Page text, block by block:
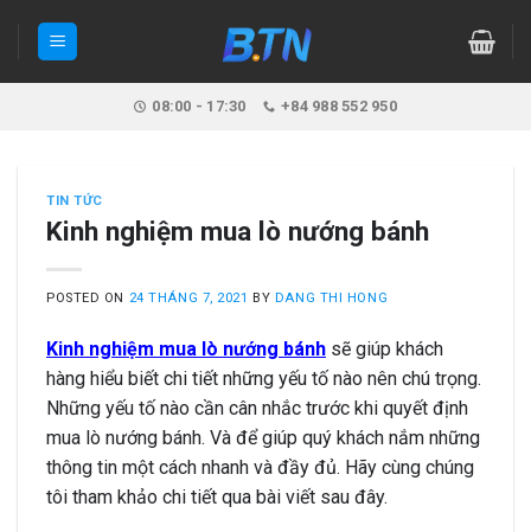
08:00 - 17:30 +84 988 552 950
TIN TỨC
Kinh nghiệm mua lò nướng bánh
POSTED ON 24 THÁNG 7, 2021 BY DANG THI HONG
Kinh nghiệm mua lò nướng bánh sẽ giúp khách
hàng hiểu biết chi tiết những yếu tố nào nên chú trọng.
Những yếu tố nào cần cân nhắc trước khi quyết định
mua lò nướng bánh. Và để giúp quý khách nắm những
thông tin một cách nhanh và đầy đủ. Hãy cùng chúng
tôi tham khảo chi tiết qua bài viết sau đây.